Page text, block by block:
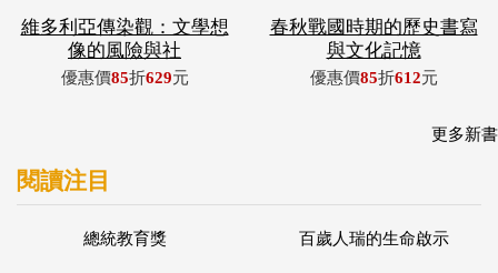
維多利亞傳染觀：文學想
像的風險與社
優惠價85折629元
春秋戰國時期的歷史書寫
與文化記憶
優惠價85折612元
更多新書
閱讀注目
總統教育獎 百歲人瑞的生命啟示